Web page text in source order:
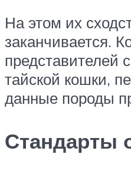
На этом их
заканчивается.
представителей
тайской кошки,
данные породы
Стандарты